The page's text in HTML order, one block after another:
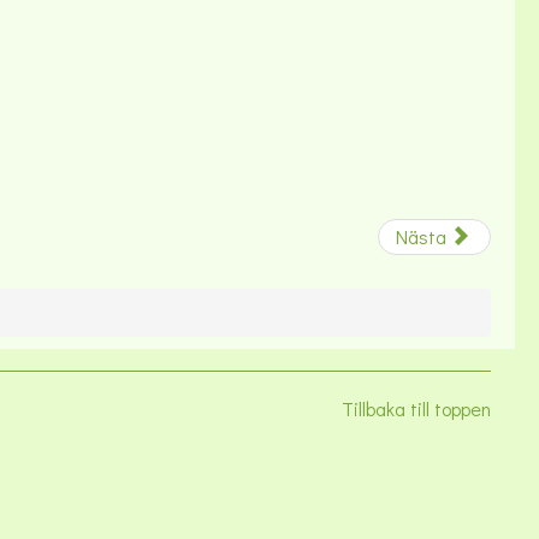
Nästa
Tillbaka till toppen